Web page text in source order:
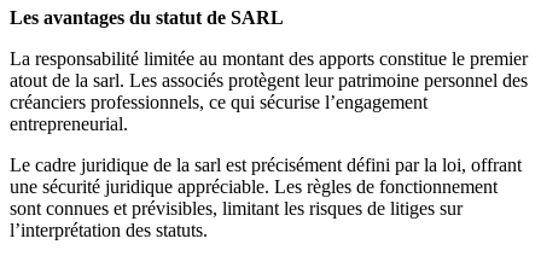
Les avantages du statut de SARL
La responsabilité limitée au montant des apports constitue le premier
atout de la sarl. Les associés protègent leur patrimoine personnel des
créanciers professionnels, ce qui sécurise l’engagement
entrepreneurial.
Le cadre juridique de la sarl est précisément défini par la loi, offrant
une sécurité juridique appréciable. Les règles de fonctionnement
sont connues et prévisibles, limitant les risques de litiges sur
l’interprétation des statuts.